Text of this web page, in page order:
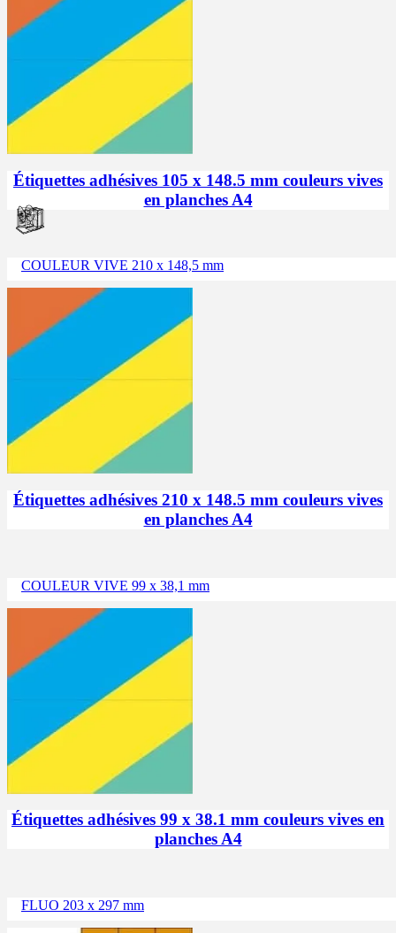
Étiquettes adhésives 105 x 148.5 mm couleurs vives
en planches A4
COULEUR VIVE 210 x 148,5 mm
Étiquettes adhésives 210 x 148.5 mm couleurs vives
en planches A4
COULEUR VIVE 99 x 38,1 mm
Étiquettes adhésives 99 x 38.1 mm couleurs vives en
planches A4
FLUO 203 x 297 mm